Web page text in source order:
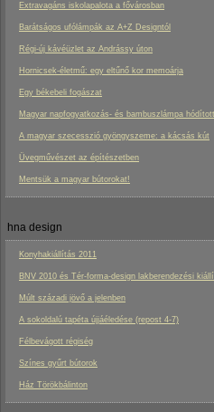
Extravagáns iskolapalota a fővárosban
Barátságos ufólámpák az A+Z Designtól
Régi-új kávéüzlet az Andrássy úton
Hornicsek-életmű: egy eltűnő kor memoárja
Egy békebeli fogászat
Magyar napfogyatkozás- és bambuszlámpa
A magyar szecesszió gyöngyszeme: a kácsás kút
Üvegművészet az építészetben
Mentsük a magyar bútorokat!
hna design
Konyhakiállítás 2011
BNV 2010 és Tér-forma-design lakberendezési
Múlt századi jövő a jelenben
A sokoldalú tapéta újjáéledése (repost 4-7)
Félbevágott régiség
Színes gyűrt bútorok
Ház Törökbálinton